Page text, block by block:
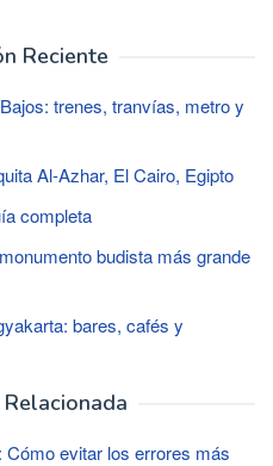
Reciente
trenes, tranvías, metro y
Al-Azhar, El Cairo, Egipto
completa
budista más grande
bares, cafés y
evitar los errores más